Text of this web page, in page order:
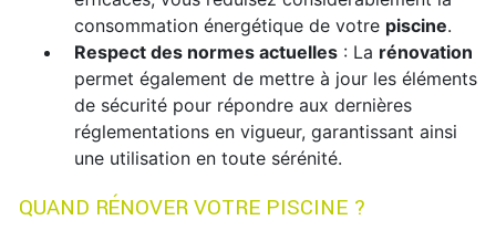
consommation énergétique de votre piscine.
Respect des normes actuelles : La rénovation
permet également de mettre à jour les éléments
de sécurité pour répondre aux dernières
réglementations en vigueur, garantissant ainsi
une utilisation en toute sérénité.
QUAND RÉNOVER VOTRE PISCINE ?